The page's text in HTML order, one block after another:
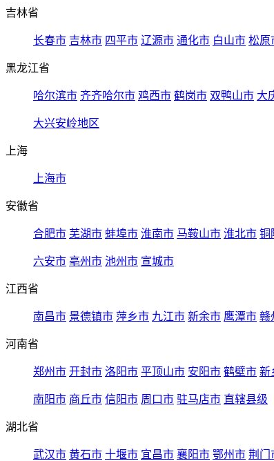
吉林省
长春市 吉林市 四平市 辽源市 通化市 白山市 松原
黑龙江省
哈尔滨市 齐齐哈尔市 鸡西市 鹤岗市 双鸭山市 大
大兴安岭地区
上海
上海市
安徽省
合肥市 芜湖市 蚌埠市 淮南市 马鞍山市 淮北市 铜
六安市 亳州市 池州市 宣城市
江西省
南昌市 景德镇市 萍乡市 九江市 新余市 鹰潭市 赣
河南省
郑州市 开封市 洛阳市 平顶山市 安阳市 鹤壁市 新
南阳市 商丘市 信阳市 周口市 驻马店市 直辖县级
湖北省
武汉市 黄石市 十堰市 宜昌市 襄阳市 鄂州市 荆门